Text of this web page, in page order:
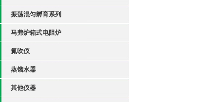
振荡混匀孵育系列
马弗炉箱式电阻炉
氮吹仪
蒸馏水器
其他仪器